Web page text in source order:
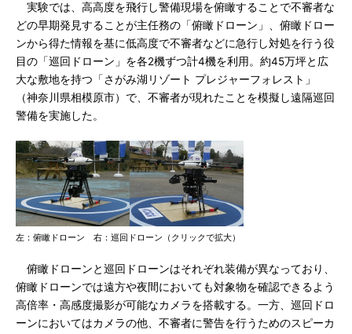
実験では、高高度を飛行し警備現場を俯瞰することで不審者な
どの早期発見することが主任務の「俯瞰ドローン」、俯瞰ドロー
ンから得た情報を基に低高度で不審者などに急行し対処を行う役
目の「巡回ドローン」を各2機ずつ計4機を利用。約45万坪と広
大な敷地を持つ「さがみ湖リゾート プレジャーフォレスト」
（神奈川県相模原市）で、不審者が現れたことを模擬し遠隔巡回
警備を実施した。
左：俯瞰ドローン 右：巡回ドローン（クリックで拡大）
俯瞰ドローンと巡回ドローンはそれぞれ装備が異なっており、
俯瞰ドローンでは遠方や夜間においても対象物を確認できるよう
高倍率・高感度撮影が可能なカメラを搭載する。一方、巡回ドロ
ーンにおいてはカメラの他、不審者に警告を行うためのスピーカ